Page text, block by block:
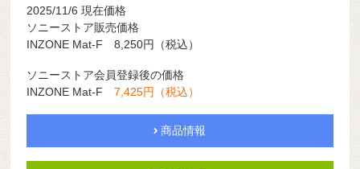
2025/11/6 現在価格
ソニーストア販売価格
INZONE Mat-F 8,250円（税込）
ソニーストア会員登録後の価格
INZONE Mat-F7,425円（税込）
商品情報